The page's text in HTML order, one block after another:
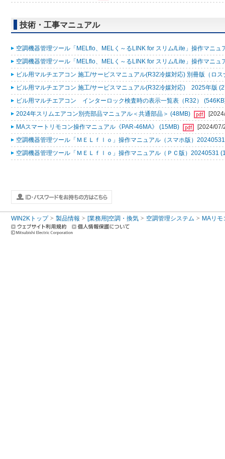
技術・工事マニュアル
空調機器管理ツール「MELflo、MELく～るLINK for スリム/Lite」操作マニュ
空調機器管理ツール「MELflo、MELく～るLINK for スリム/Lite」操作マニュ
ビル用マルチエアコン 施工/サービスマニュアル(R32冷媒対応) 別冊版（ロ
ビル用マルチエアコン 施工/サービスマニュアル(R32冷媒対応) 2025年版
ビル用マルチエアコン インターロック検査時の表示一覧表（R32）
2024年スリムエアコン別売部品マニュアル＜共通部品＞ (48MB)
MAスマートリモコン操作マニュアル《PAR-46MA》 (15MB)
[2024/07/
空調機器管理ツール「ＭＥＬｆｌｏ」操作マニュアル（スマホ版）
空調機器管理ツール「ＭＥＬｆｌｏ」操作マニュアル（ＰＣ版）20240531
WIN2Kトップ 製品情報 [業務用]空調・換気 空調管理システム MAリモ